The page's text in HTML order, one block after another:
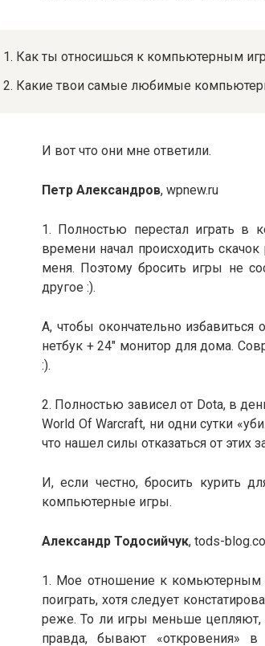
1. Как ты относишься к компьютерным
2. Какие твои самые любимые
И вот что они мне ответили.
Петр Александров, wpnew.ru
1. Полностью перестал играть в
времени начал происходить
меня. Поэтому бросить игры не
другое :).
А, чтобы окончательно избавиться
нетбук + 24″ монитор для дома.
:).
2. Полностью зависел от Dota, в
World Of Warcraft, ни одни сутки
что нашел силы отказаться от этих
И, если честно, бросить курить
компьютерные игры.
Александр Тодосийчук, tods-
1. Мое отношение к комьютерным
поиграть, хотя следует
реже. То ли игры меньше цепляют,
правда, бывают «откровения» в